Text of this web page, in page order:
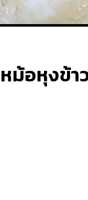
ม้อหุงข้า